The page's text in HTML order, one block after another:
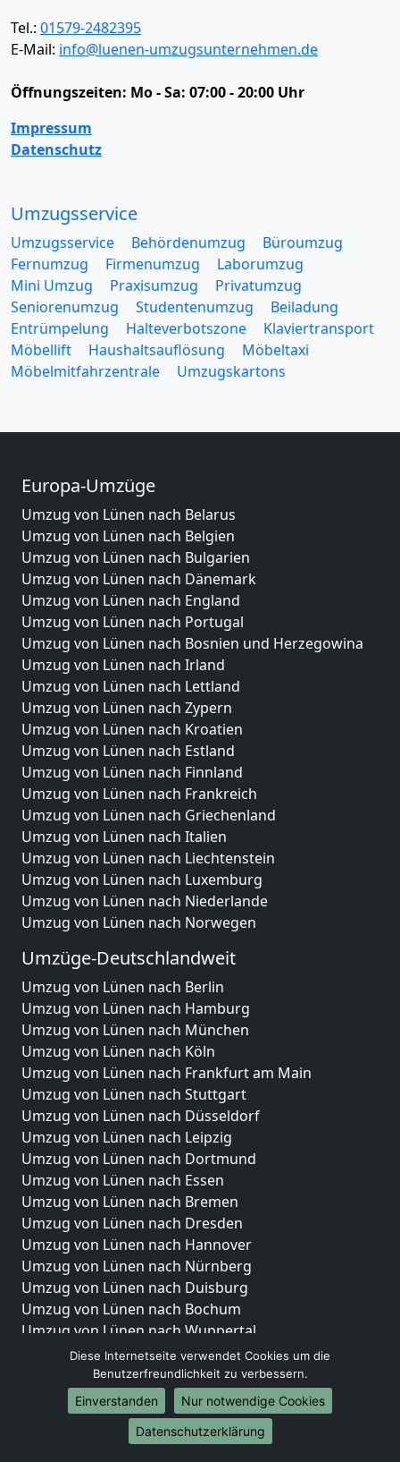
Tel.: 01579-2482395
E-Mail: info@luenen-umzugsunternehmen.de
Öffnungszeiten: Mo - Sa: 07:00 - 20:00 Uhr
Impressum
Datenschutz
Umzugsservice
Umzugsservice Behördenumzug
Büroumzug
Fernumzug
Firmenumzug
Laborumzug
Mini Umzug
Praxisumzug
Privatumzug
Seniorenumzug
Studentenumzug
Beiladung
Entrümpelung
Halteverbotszone
Klaviertransport
Möbellift
Haushaltsauflösung
Möbeltaxi
Möbelmitfahrzentrale
Umzugskartons
Europa-Umzüge
Umzug von Lünen nach Belarus
Umzug von Lünen nach Belgien
Umzug von Lünen nach Bulgarien
Umzug von Lünen nach Dänemark
Umzug von Lünen nach England
Umzug von Lünen nach Portugal
Umzug von Lünen nach Bosnien und Herzegowina
Umzug von Lünen nach Irland
Umzug von Lünen nach Lettland
Umzug von Lünen nach Zypern
Umzug von Lünen nach Kroatien
Umzug von Lünen nach Estland
Umzug von Lünen nach Finnland
Umzug von Lünen nach Frankreich
Umzug von Lünen nach Griechenland
Umzug von Lünen nach Italien
Umzug von Lünen nach Liechtenstein
Umzug von Lünen nach Luxemburg
Umzug von Lünen nach Niederlande
Umzug von Lünen nach Norwegen
Umzüge-Deutschlandweit
Umzug von Lünen nach Berlin
Umzug von Lünen nach Hamburg
Umzug von Lünen nach München
Umzug von Lünen nach Köln
Umzug von Lünen nach Frankfurt am Main
Umzug von Lünen nach Stuttgart
Umzug von Lünen nach Düsseldorf
Umzug von Lünen nach Leipzig
Umzug von Lünen nach Dortmund
Umzug von Lünen nach Essen
Umzug von Lünen nach Bremen
Umzug von Lünen nach Dresden
Umzug von Lünen nach Hannover
Umzug von Lünen nach Nürnberg
Umzug von Lünen nach Duisburg
Umzug von Lünen nach Bochum
Umzug von Lünen nach Wuppertal
Umzug von Lünen nach Bielefeld
Umzug von Lünen nach Bonn
Umzug von Lünen nach Münster
Internationale-Umzüge
Diese Internetseite verwendet Cookies um die
Benutzerfreundlichkeit zu verbessern.
Einverstanden
Nur notwendige Cookies
Datenschutzerklärung